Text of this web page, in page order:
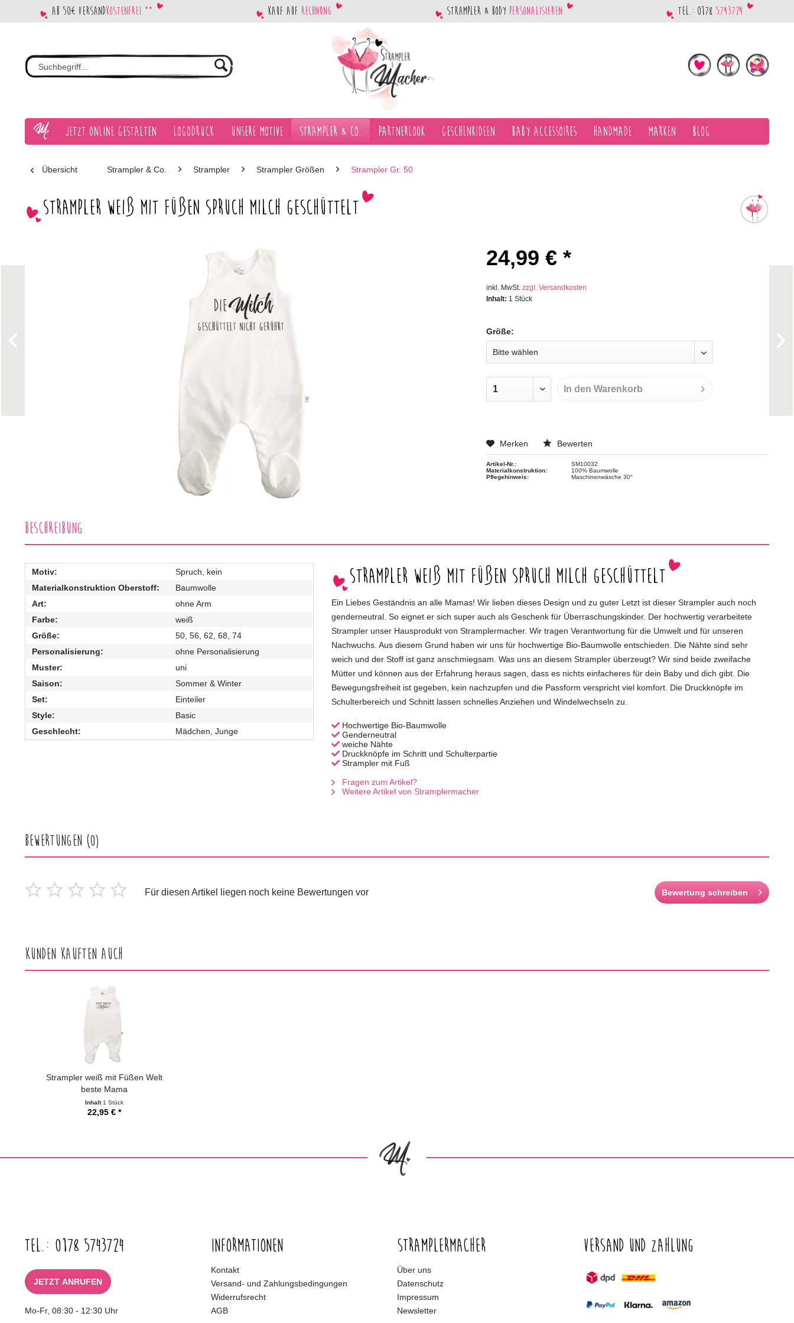
Ab 50€ Versandkostenfrei ** Kauf auf Rechnung Strampler & Body personalisieren Tel.: 0178 5743724
Jetzt Online gestalten Logodruck Unsere Motive Strampler & Co. Partnerlook Geschenkideen Baby Accessoires Handmade Marken Blog
Übersicht Strampler & Co. Strampler Strampler Größen Strampler Gr. 50
Strampler weiß mit Füßen Spruch Milch geschüttelt
24,99 € *
inkl. MwSt.zzgl. Versandkosten
Inhalt: 1 Stück
Größe:
In den Warenkorb
Merken Bewerten
Artikel-Nr.:
SM10032
Materialkonstruktion:
100% Baumwolle
Pflegehinweis:
Maschinenwäsche 30°
Beschreibung
Motiv:
Spruch, kein
Materialkonstruktion Oberstoff:
Baumwolle
Art:
ohne Arm
Farbe:
weiß
Größe:
50, 56, 62, 68, 74
Personalisierung:
ohne Personalisierung
Muster:
uni
Saison:
Sommer & Winter
Set:
Einteiler
Style:
Basic
Geschlecht:
Mädchen, Junge
Strampler weiß mit Füßen Spruch Milch geschüttelt
Ein Liebes Geständnis an alle Mamas! Wir lieben dieses Design und zu guter Letzt ist dieser Strampler auch noch
genderneutral. So eignet er sich super auch als Geschenk für Überraschungskinder. Der hochwertig verarbeitete
Strampler unser Hausprodukt von Stramplermacher. Wir tragen Verantwortung für die Umwelt und für unseren
Nachwuchs. Aus diesem Grund haben wir uns für hochwertige Bio-Baumwolle entschieden. Die Nähte sind sehr
weich und der Stoff ist ganz anschmiegsam. Was uns an diesem Strampler überzeugt? Wir sind beide zweifache
Mütter und können aus der Erfahrung heraus sagen, dass es nichts einfacheres für dein Baby und dich gibt. Die
Bewegungsfreiheit ist gegeben, kein nachzupfen und die Passform verspricht viel komfort. Die Druckknöpfe im
Schulterbereich und Schnitt lassen schnelles Anziehen und Windelwechseln zu.
Hochwertige Bio-Baumwolle
Genderneutral
weiche Nähte
Druckknöpfe im Schritt und Schulterpartie
Strampler mit Fuß
Fragen zum Artikel?
Weitere Artikel von Stramplermacher
Bewertungen (0)
Für diesen Artikel liegen noch keine Bewertungen vor Bewertung schreiben
Kunden kauften auch
Strampler weiß mit Füßen Welt
beste Mama
Inhalt 1 Stück
22,95 € *
Tel.: 0178 5743724
JETZT ANRUFEN
Mo-Fr, 08:30 - 12:30 Uhr
Informationen
Kontakt
Versand- und Zahlungsbedingungen
Widerrufsrecht
AGB
Stramplermacher
Über uns
Datenschutz
Impressum
Newsletter
Versand und Zahlung